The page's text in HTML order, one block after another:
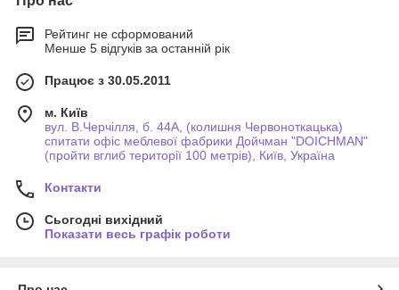
Рейтинг не сформований
Менше 5 відгуків за останній рік
Працює з 30.05.2011
м. Київ
вул. В.Черчілля, б. 44А, (колишня Червоноткацька)
спитати офіс меблевої фабрики Дойчман "DOICHMAN"
(пройти вглиб території 100 метрів), Київ, Україна
Контакти
Сьогодні вихідний
Показати весь графік роботи